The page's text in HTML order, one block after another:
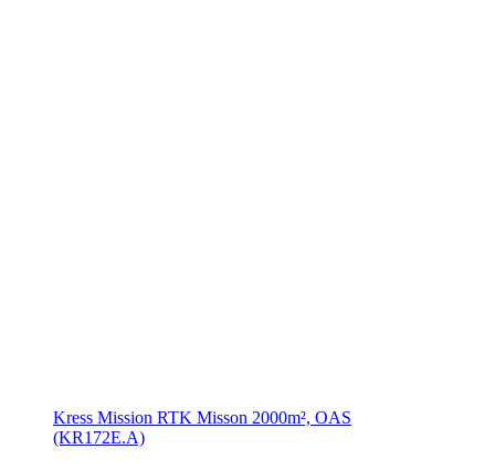
Kress Mission RTK Misson 2000m², OAS
(KR172E.A)